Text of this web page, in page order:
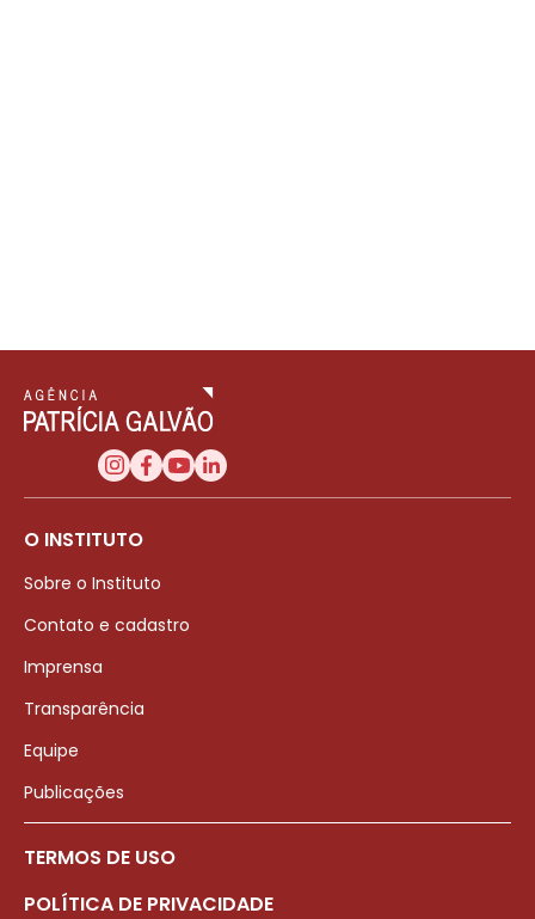
O INSTITUTO
Sobre o Instituto
Contato e cadastro
Imprensa
Transparência
Equipe
Publicações
TERMOS DE USO
POLÍTICA DE PRIVACIDADE